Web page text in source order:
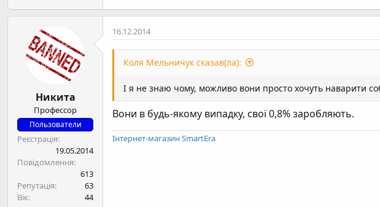
Никита
Профессор
Пользователи
Реєстрація
19.05.2014
Повідомлення
613
Репутація
63
Вік
44
16.12.2014
Коля Мельничук сказав(ла):
І я не знаю чому, можливо вони просто хочуть наварити
Вони в будь-якому випадку, свої 0,8% заробляють.
Інтернет-магазин SmartEra